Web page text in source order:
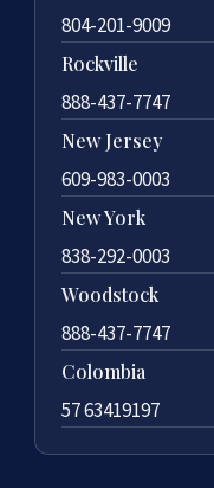
804-201-9009
Rockville
888-437-7747
New Jersey
609-983-0003
New York
838-292-0003
Woodstock
888-437-7747
Colombia
57 63419197